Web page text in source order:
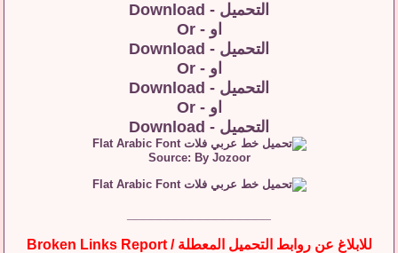
التحميل - Download
او - Or
التحميل - Download
او - Or
التحميل - Download
او - Or
التحميل - Download
Source: By Jozoor
للابلاغ عن روابط التحميل المعطلة / Broken Links Report